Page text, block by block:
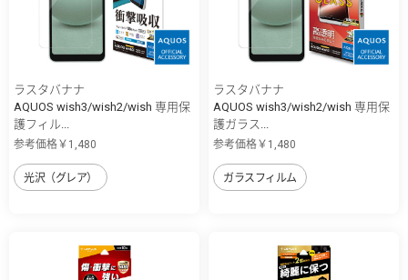
ラスタバナナ
AQUOS wish3/wish2/wish 専用保
護フィル...
参考価格￥1,480
光沢（グレア）
ラスタバナナ
AQUOS wish3/wish2/wish 専用保
護ガラス...
参考価格￥1,480
ガラスフィルム